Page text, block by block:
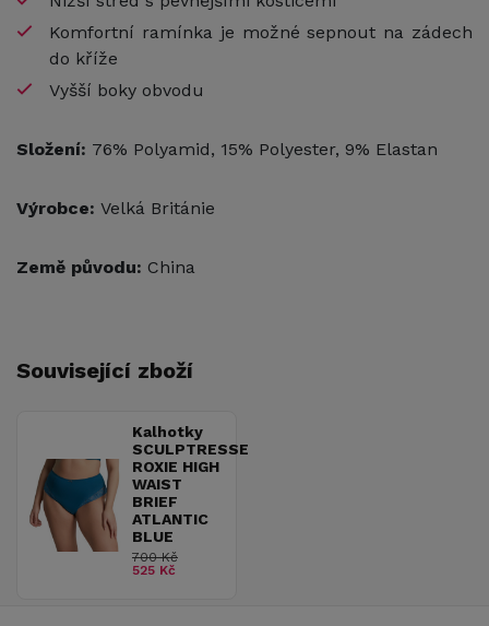
Komfortní ramínka je možné sepnout na zádech
do kříže
Vyšší boky obvodu
Složení: 76% Polyamid, 15% Polyester, 9% Elastan
Výrobce: Velká Británie
Země původu: China
Související zboží
Kalhotky
SCULPTRESSE
ROXIE HIGH
WAIST
BRIEF
ATLANTIC
BLUE
700 Kč
525 Kč